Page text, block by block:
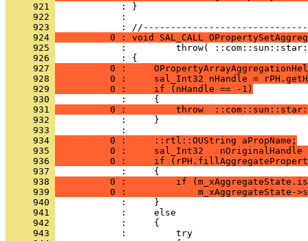
     921
     922
            :
     923
     924
0 : void SAL_CALL
     925
     926
     927
0 :
     928
0 :     sal_Int32 nHandle =
     929
          0 :     if (nHandle == -1)
     930
     931
0 :         throw
     932
     933
     934
          0 :     ::rtl::OUString aPropName;
     935
0 :     sal_Int32   nOriginalHandle
     936
0 :     if
     937
     938
0 :         if
     939
0 :             m_xAggregateState-
     940
     941
     942
     943